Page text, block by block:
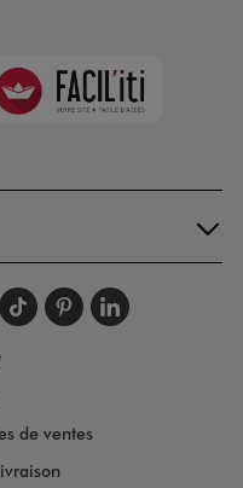
sursur
nous sur
nous
Suivez-nous
Suivez-
de ventes